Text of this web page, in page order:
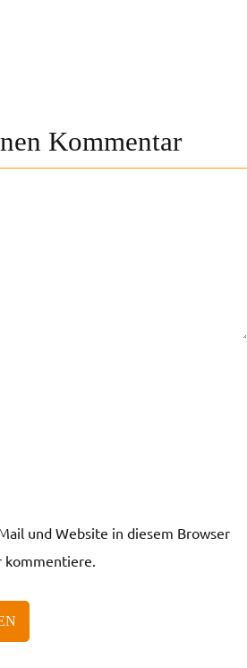
Kommentar
und Website in diesem Browser
kommentiere.